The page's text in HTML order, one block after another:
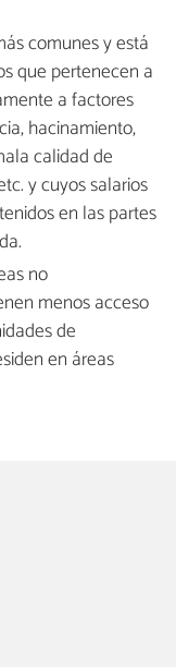
comunes y está
que pertenecen a
a factores
hacinamiento,
calidad de
y cuyos salarios
en las partes
no
menos acceso
de
en áreas